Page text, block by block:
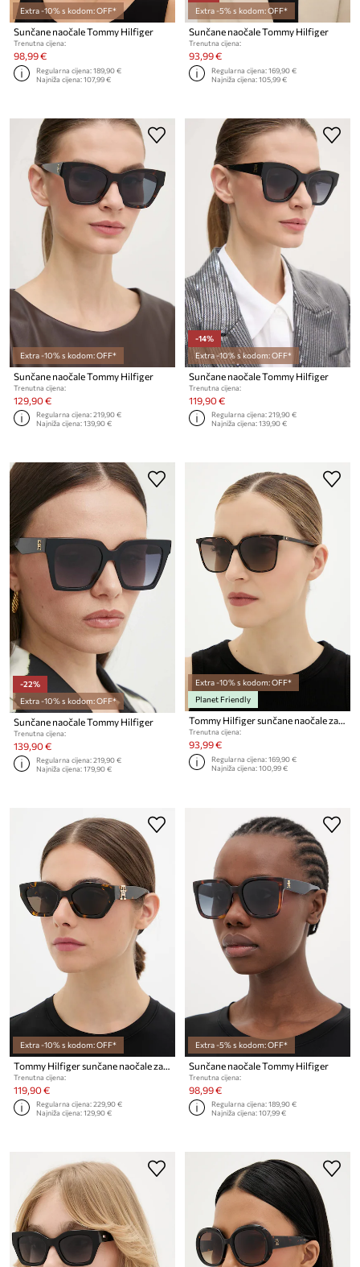
Extra -10% s kodom: OFF*
Sunčane naočale Tommy Hilfiger
Trenutna cijena:
98,99 €
Regularna cijena:189,90 €
Najniža cijena:107,99 €
Extra -5% s kodom: OFF*
Sunčane naočale Tommy Hilfiger
Trenutna cijena:
93,99 €
Regularna cijena:169,90 €
Najniža cijena:105,99 €
Extra -10% s kodom: OFF*
Sunčane naočale Tommy Hilfiger
Trenutna cijena:
129,90 €
Regularna cijena:219,90 €
Najniža cijena:139,90 €
-14%
Extra -10% s kodom: OFF*
Sunčane naočale Tommy Hilfiger
Trenutna cijena:
119,90 €
Regularna cijena:219,90 €
Najniža cijena:139,90 €
-22%
Extra -10% s kodom: OFF*
Sunčane naočale Tommy Hilfiger
Trenutna cijena:
139,90 €
Regularna cijena:219,90 €
Najniža cijena:179,90 €
Extra -10% s kodom: OFF*
Planet Friendly
Tommy Hilfiger sunčane naočale za žene
Trenutna cijena:
93,99 €
Regularna cijena:169,90 €
Najniža cijena:100,99 €
Extra -10% s kodom: OFF*
Tommy Hilfiger sunčane naočale za žene
Trenutna cijena:
119,90 €
Regularna cijena:229,90 €
Najniža cijena:129,90 €
Extra -5% s kodom: OFF*
Sunčane naočale Tommy Hilfiger
Trenutna cijena:
98,99 €
Regularna cijena:189,90 €
Najniža cijena:107,99 €